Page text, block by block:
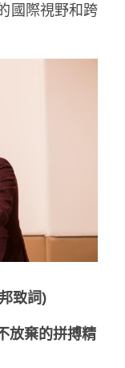
國際視野和跨
致詞)
放棄的拼搏精